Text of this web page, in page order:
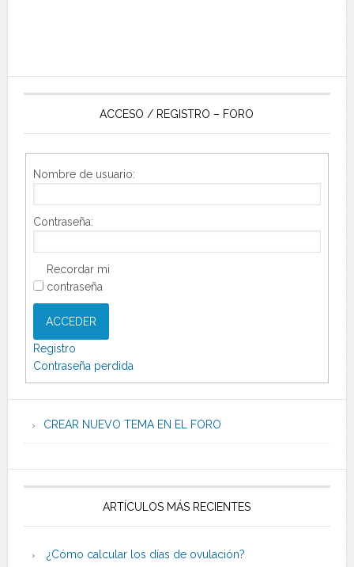
ACCESO / REGISTRO – FORO
Nombre de usuario:
Contraseña:
Recordar mi
contraseña
ACCEDER
Registro
Contraseña perdida
CREAR NUEVO TEMA EN EL FORO
ARTÍCULOS MÁS RECIENTES
¿Cómo calcular los días de ovulación?